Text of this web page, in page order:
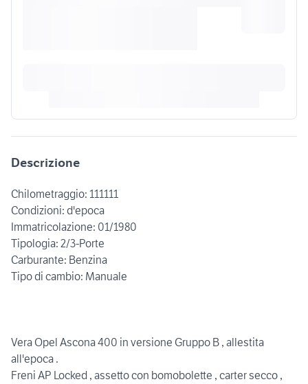
Descrizione
Chilometraggio: 111111
Condizioni: d'epoca
Immatricolazione: 01/1980
Tipologia: 2/3-Porte
Carburante: Benzina
Tipo di cambio: Manuale
Vera Opel Ascona 400 in versione Gruppo B , allestita
all'epoca .
Freni AP Locked , assetto con bomobolette , carter secco ,